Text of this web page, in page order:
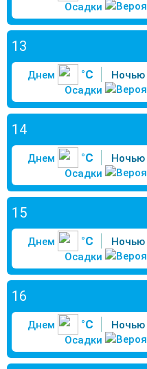
Осадки
13
Днем °C Ночью
Осадки
14
Днем °C Ночью
Осадки
15
Днем °C Ночью
Осадки
16
Днем °C Ночью
Осадки